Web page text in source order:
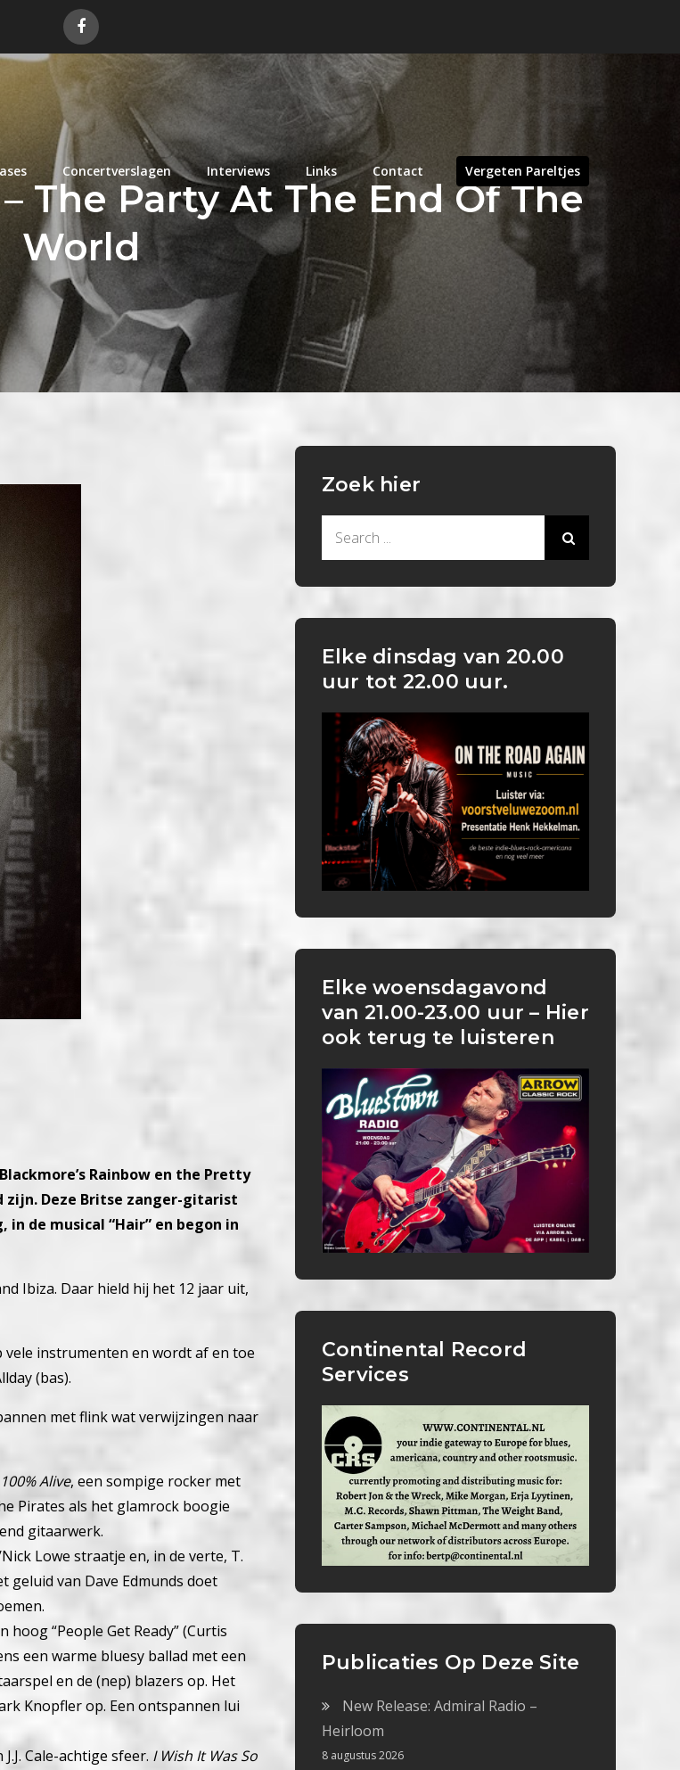
Concertverslagen Interviews Links Contact Vergeten Pareltjes
The Party At The End Of The
World
Rainbow en the Pretty
zijn. Deze Britse zanger-gitarist
de musical “Hair” en begon in
Ibiza. Daar hield hij het 12 jaar uit,
vele instrumenten en wordt af en toe
(bas).
met flink wat verwijzingen naar
100% Alive, een sompige rocker met
Pirates als het glamrock boogie
gitaarwerk.
Lowe straatje en, in de verte, T.
geluid van Dave Edmunds doet
“People Get Ready” (Curtis
een warme bluesy ballad met een
en de (nep) blazers op. Het
Knopfler op. Een ontspannen lui
Cale-achtige sfeer. I Wish It Was So
Zoek hier
Elke dinsdag van 20.00
uur tot 22.00 uur.
Elke woensdagavond
van 21.00-23.00 uur – Hier
ook terug te luisteren
Continental Record
Services
Publicaties Op Deze Site
New Release: Admiral Radio –
Heirloom
8 augustus 2026